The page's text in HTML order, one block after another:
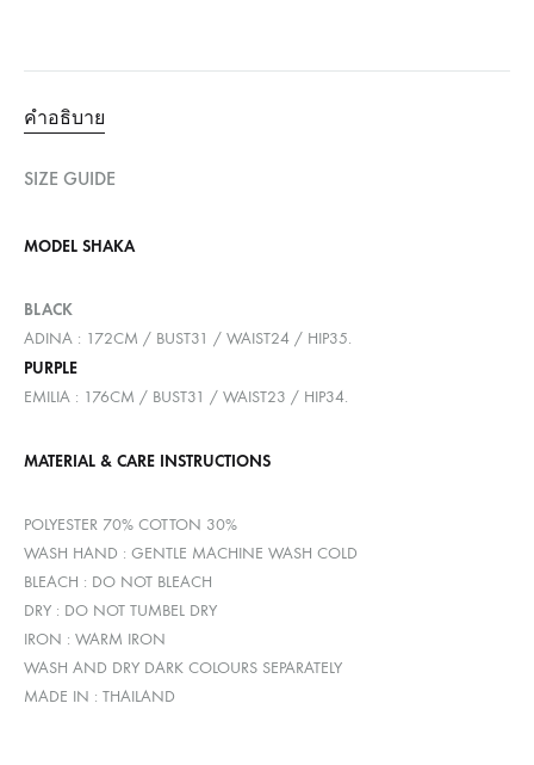
คำอธิบาย
SIZE GUIDE
MODEL SHAKA
BLACK
ADINA : 172CM / BUST31 / WAIST24 / HIP35.
PURPLE
EMILIA : 176CM / BUST31 / WAIST23 / HIP34.
MATERIAL & CARE INSTRUCTIONS
POLYESTER 70% COTTON 30%
WASH HAND : GENTLE MACHINE WASH COLD
BLEACH : DO NOT BLEACH
DRY : DO NOT TUMBEL DRY
IRON : WARM IRON
WASH AND DRY DARK COLOURS SEPARATELY
MADE IN : THAILAND